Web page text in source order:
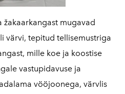
žakaarkangast mugavad
värvi, tepitud tellisemustriga
mille koe ja koostise
vastupidavuse ja
vööjoonega, värvlis